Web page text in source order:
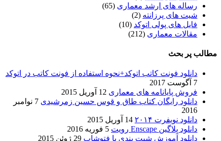
رساله های ارشد معماری (65)
شیت های پرزانته (2)
فایل های پولی اتوکد (10)
مقالات معماری (212)
مطالب پر بحث
دانلود فونت کاتب اتوکد+نحوه استفاده از فونت کاتب در اتوکد
7 آگوست 2017
فروش پایانامه های معماری 12 آوریل 2015
دانلود رایگان کتاب طاق و قوس حسین زمرشیدی
7 نوامبر
2016
دانلود نویفرت ۲۰۱۴
14 آوریل 2015
دانلود پلاگین Enscape رویت
5 فوریه 2016
دانلود آموزش شیت بندی با فتوشاپ 29 ژوئن 2015